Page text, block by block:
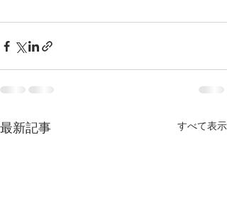
最新記事 すべて表示